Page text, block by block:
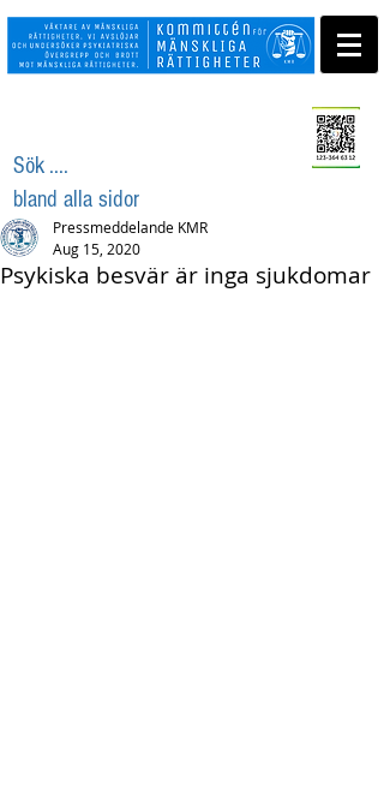
Sök ....
bland alla sidor
Psykiska besvär är inga sjukdomar
Pressmeddelande KMR
Aug 15, 2020